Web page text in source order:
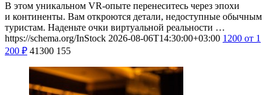
В этом уникальном VR-опыте перенеситесь через эпохи
и континенты. Вам откроются детали, недоступные обычным
туристам. Наденьте очки виртуальной реальности …
https://schema.org/InStock 2026-08-06T14:30:00+03:00 1200 от 1
200 ₽ 41300 155